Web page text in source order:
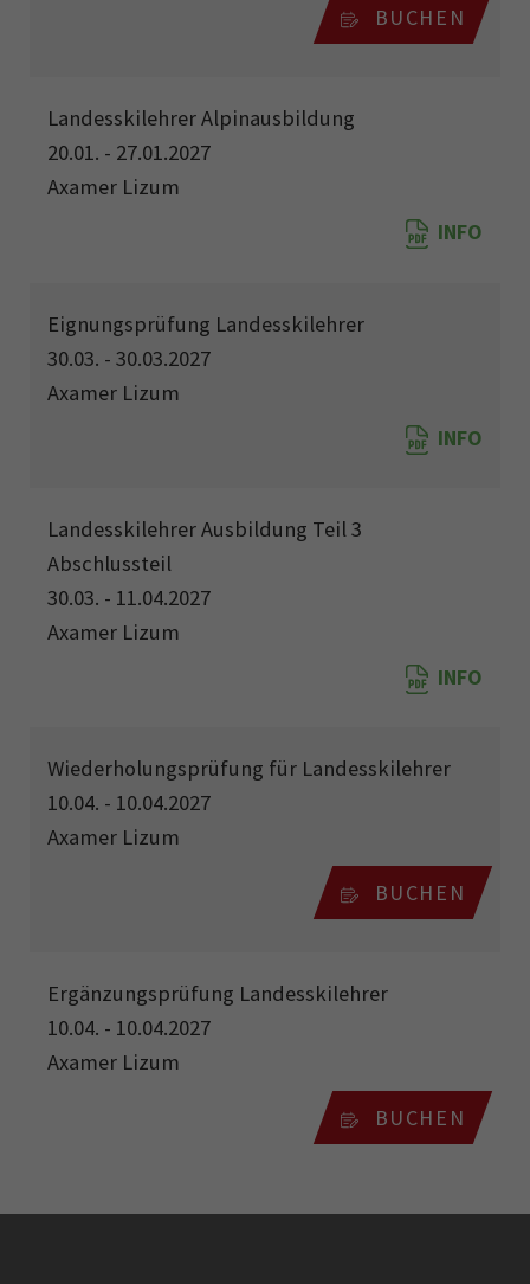
BUCHEN
Landesskilehrer Alpinausbildung
20.01. - 27.01.2027
Axamer Lizum
INFO
Eignungsprüfung Landesskilehrer
30.03. - 30.03.2027
Axamer Lizum
INFO
Landesskilehrer Ausbildung Teil 3
Abschlussteil
30.03. - 11.04.2027
Axamer Lizum
INFO
Wiederholungsprüfung für Landesskilehrer
10.04. - 10.04.2027
Axamer Lizum
BUCHEN
Ergänzungsprüfung Landesskilehrer
10.04. - 10.04.2027
Axamer Lizum
BUCHEN